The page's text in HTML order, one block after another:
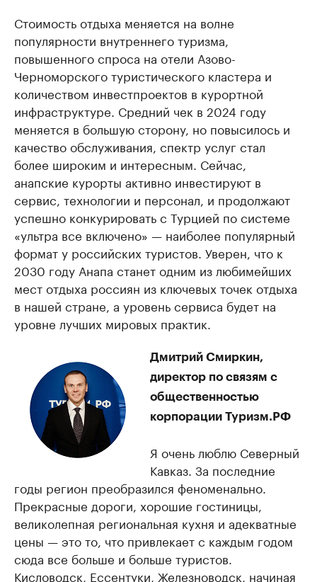
Стоимость отдыха меняется на волне
популярности внутреннего туризма,
повышенного спроса на отели Азово-
Черноморского туристического кластера и
количеством инвестпроектов в курортной
инфраструктуре. Средний чек в 2024 году
меняется в большую сторону, но повысилось и
качество обслуживания, спектр услуг стал
более широким и интересным. Сейчас,
анапские курорты активно инвестируют в
сервис, технологии и персонал, и продолжают
успешно конкурировать с Турцией по системе
«ультра все включено» — наиболее популярный
формат у российских туристов. Уверен, что к
2030 году Анапа станет одним из любимейших
мест отдыха россиян из ключевых точек отдыха
в нашей стране, а уровень сервиса будет на
уровне лучших мировых практик.
Дмитрий Смиркин,
директор по связям с
общественностью
корпорации Туризм.РФ
Я очень люблю Северный
Кавказ. За последние
годы регион преобразился феноменально.
Прекрасные дороги, хорошие гостиницы,
великолепная региональная кухня и адекватные
цены — это то, что привлекает с каждым годом
сюда все больше и больше туристов.
Кисловодск, Ессентуки, Железноводск, начиная